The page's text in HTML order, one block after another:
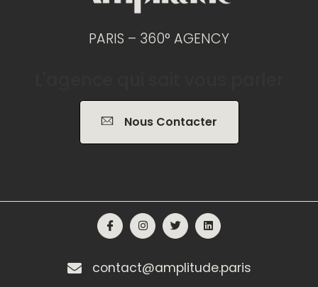
PARIS – 360° AGENCY
Nous Contacter
contact@amplitude.paris